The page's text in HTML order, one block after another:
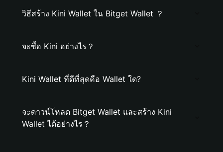
วิธีสร้าง Kini Wallet ใน Bitget Wallet ？
จะซื้อ Kini อย่างไร？
Kini Wallet ที่ดีที่สุดคือ Wallet ใด?
จะดาวน์โหลด Bitget Wallet และสร้าง Kini
Wallet ได้อย่างไร？